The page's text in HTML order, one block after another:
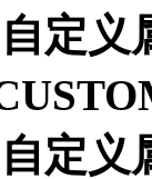
定义
定义